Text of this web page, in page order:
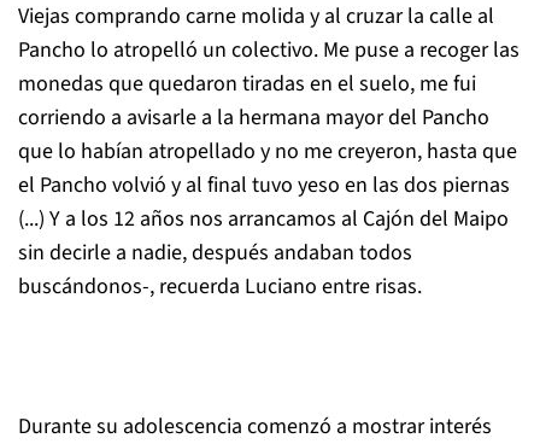
Viejas comprando carne molida y al cruzar la calle al
Pancho lo atropelló un colectivo. Me puse a recoger las
monedas que quedaron tiradas en el suelo, me fui
corriendo a avisarle a la hermana mayor del Pancho
que lo habían atropellado y no me creyeron, hasta que
el Pancho volvió y al final tuvo yeso en las dos piernas
(...) Y a los 12 años nos arrancamos al Cajón del Maipo
sin decirle a nadie, después andaban todos
buscándonos-, recuerda Luciano entre risas.
Durante su adolescencia comenzó a mostrar interés